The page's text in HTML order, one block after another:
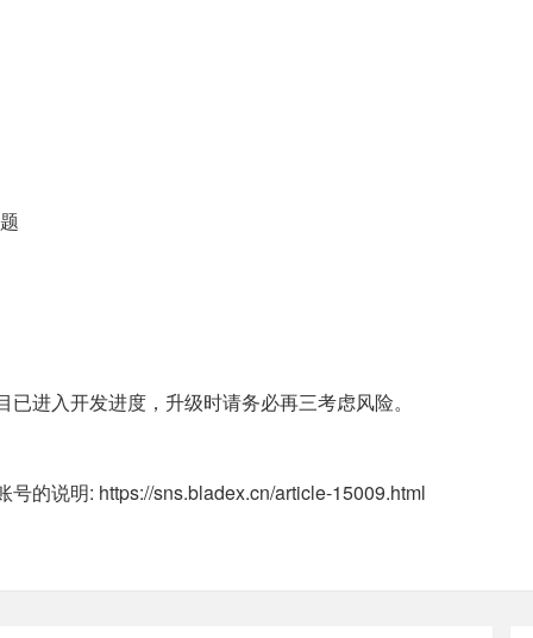
进入开发进度，升级时请务必再三考虑风险。
的说明: https://sns.bladex.cn/article-15009.html